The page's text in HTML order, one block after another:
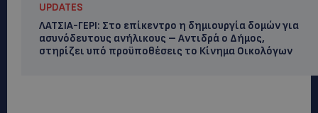
UPDATES
ΛΑΤΣΙΑ-ΓΕΡΙ: Στο επίκεντρο η δημιουργία δομών για
ασυνόδευτους ανήλικους – Αντιδρά ο Δήμος,
στηρίζει υπό προϋποθέσεις το Κίνημα Οικολόγων